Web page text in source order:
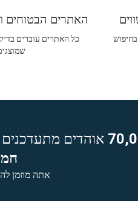
האתרים הבטוחים
כל האתרים עוברים
אוהדים
אתה מוזמן